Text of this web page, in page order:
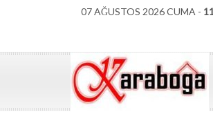
07 AĞUSTOS 2026 CUMA -